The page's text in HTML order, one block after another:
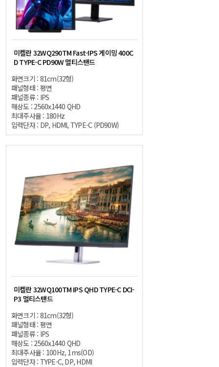
미켈란 32WQ290TM Fast-IPS 게이밍 400C
D TYPE-C PD90W 멀티스탠드
화면크기 : 81cm(32형)
패널형태 : 평면
패널종류 : IPS
해상도 : 2560x1440 QHD
최대주사율 : 180Hz
입력단자 : DP, HDMI, TYPE-C (PD90W)
미켈란 32WQ100TM IPS QHD TYPE-C DCI-
P3 멀티스탠드
화면크기 : 81cm(32형)
패널형태 : 평면
패널종류 : IPS
해상도 : 2560x1440 QHD
최대주사율 : 100Hz, 1ms(OD)
입력단자 : TYPE-C, DP, HDMI